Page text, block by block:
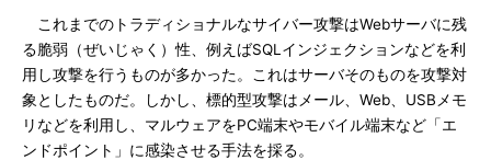
これまでのトラディショナルなサイバー攻撃はWebサーバに残
る脆弱（ぜいじゃく）性、例えばSQLインジェクションなどを利
用し攻撃を行うものが多かった。これはサーバそのものを攻撃対
象としたものだ。しかし、標的型攻撃はメール、Web、USBメモ
リなどを利用し、マルウェアをPC端末やモバイル端末など「エ
ンドポイント」に感染させる手法を採る。